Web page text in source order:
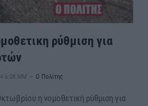
ρύθμιση για
6:08 ΜΜ Ο Πολίτης
η νομοθετική ρύθμιση για